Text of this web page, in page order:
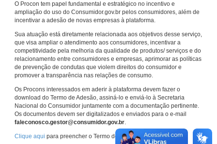
O Procon tem papel fundamental e estratégico no incentivo e
ampliação do uso do Consumidor.gov.br pelos consumidores, além de
incentivar a adesão de novas empresas à plataforma.
Sua atuação está diretamente relacionada aos objetivos desse serviço,
que visa ampliar o atendimento aos consumidores, incentivar a
competitividade pela melhoria da qualidade de produtos/ serviços e do
relacionamento entre consumidores e empresas, aprimorar as políticas
de prevenção de condutas que violem direitos do consumidor e
promover a transparência nas relações de consumo.
Os Procons interessados em aderir à plataforma devem fazer o
download do Termo de Adesão, assiná-lo e enviá-lo à Secretaria
Nacional do Consumidor juntamente com a documentação pertinente.
Os documentos devem ser digitalizados e enviados para o e-mail
faleconosco.gestor@consumidor.gov.br.
Clique aqui para preencher o Termo de Adesão.